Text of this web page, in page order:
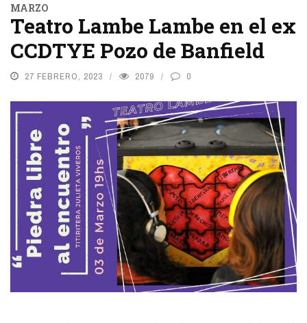
MARZO
Teatro Lambe Lambe en el ex
CCDTYE Pozo de Banfield
27 FEBRERO, 2023 2079 0